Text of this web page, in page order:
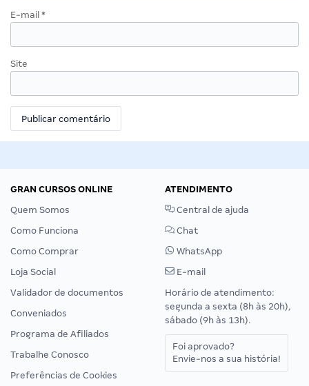
E-mail *
Site
GRAN CURSOS ONLINE
Quem Somos
Como Funciona
Como Comprar
Loja Social
Validador de documentos
Conveniados
Programa de Afiliados
Trabalhe Conosco
Preferências de Cookies
ATENDIMENTO
Central de ajuda
Chat
WhatsApp
E-mail
Horário de atendimento:
segunda a sexta (8h às 20h),
sábado (9h às 13h).
Foi aprovado?
Envie-nos a sua história!